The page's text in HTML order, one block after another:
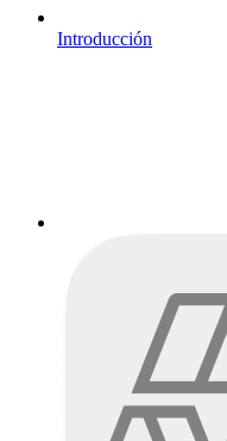
Introducción